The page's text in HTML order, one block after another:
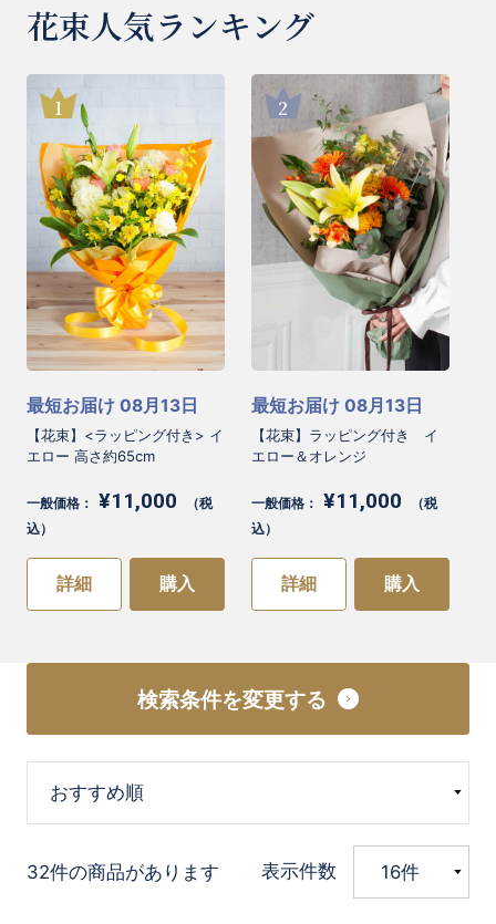
花束人気ランキング
【花束】<ラッピング付き> イ
エロー 高さ約65cm
最短お届け 08月13日
一般価格： ¥11,000
（税
込）
詳細 購入
【花束】ラッピング付き イ
エロー＆オレンジ
最短お届け 08月13日
一般価格： ¥11,000
（税
込）
詳細 購入
検索条件を変更する
32件の商品があります 表示件数